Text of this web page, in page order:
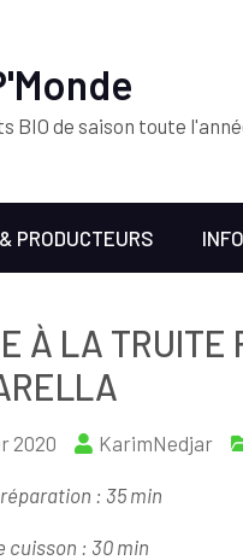
BIO de saison toute
PRODUCTEURS
À LA
2020 KarimNedjar
: 35 min
cuisson : 30 min